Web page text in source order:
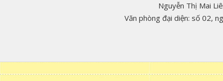
Nguyễn Thị Mai
Văn phòng đại diện: số 02,